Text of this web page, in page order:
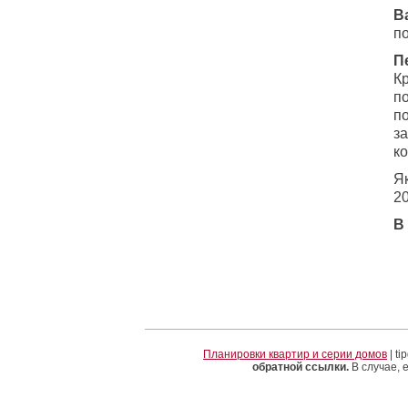
В
Планировки квартир и серии домов |
обратной ссылки.В случае,